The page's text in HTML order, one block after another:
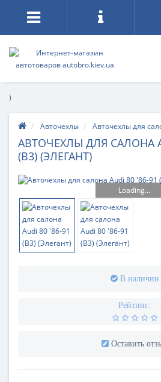
)
Авточехлы Авточехлы для
АВТОЧЕХЛЫ ДЛЯ САЛОНА
(B3) (ЭЛЕГАНТ)
Loading...
В наличии
Рейтинг:
Оставить